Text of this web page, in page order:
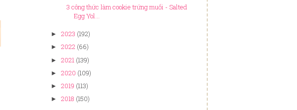
3 công thức làm cookie trứng muối - Salted
Egg Yol...
► 2023 (192)
► 2022 (66)
► 2021 (139)
► 2020 (109)
► 2019 (113)
► 2018 (150)